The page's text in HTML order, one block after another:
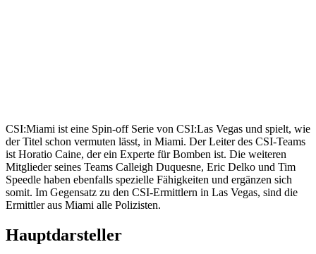
CSI:Miami ist eine Spin-off Serie von CSI:Las Vegas und spielt, wie
der Titel schon vermuten lässt, in Miami. Der Leiter des CSI-Teams
ist Horatio Caine, der ein Experte für Bomben ist. Die weiteren
Mitglieder seines Teams Calleigh Duquesne, Eric Delko und Tim
Speedle haben ebenfalls spezielle Fähigkeiten und ergänzen sich
somit. Im Gegensatz zu den CSI-Ermittlern in Las Vegas, sind die
Ermittler aus Miami alle Polizisten.
Hauptdarsteller